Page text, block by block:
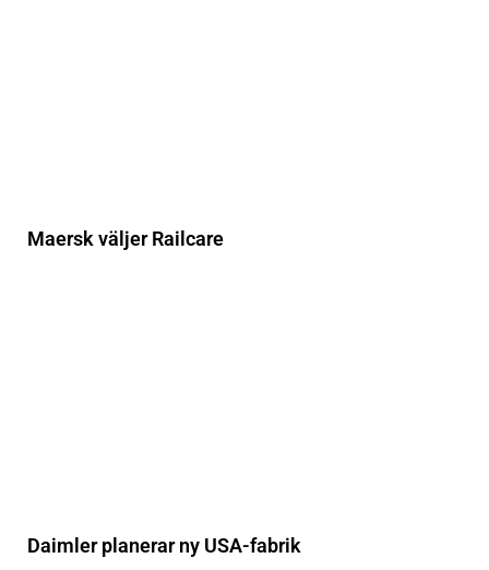
Maersk väljer Railcare
Daimler planerar ny USA-fabrik